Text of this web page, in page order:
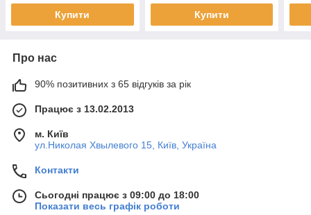
Купити Купити
Про нас
90% позитивних з 65 відгуків за рік
Працює з 13.02.2013
м. Київ
ул.Николая Хвылевого 15, Київ, Україна
Контакти
Сьогодні працює з 09:00 до 18:00
Показати весь графік роботи